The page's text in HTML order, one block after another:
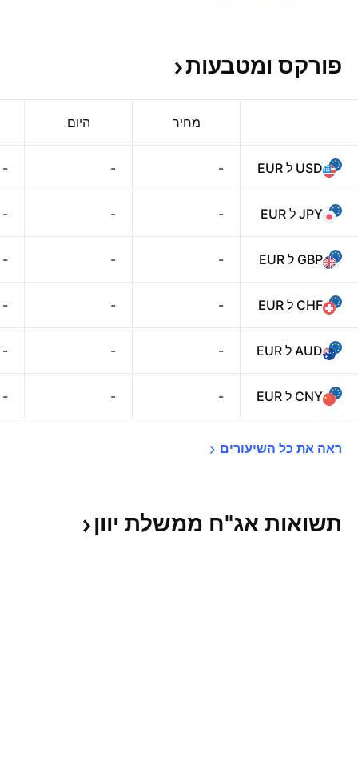
פורקס ומטבעות
מחיר היום‏
USD ל EUR -
-
-
JPY ל EUR -
-
-
GBP ל EUR -
-
-
CHF ל EUR -
-
-
AUD ל EUR -
-
-
CNY ל EUR -
-
-
ראה את כל השיעורים
תשואות אג"ח ממשלת יוון